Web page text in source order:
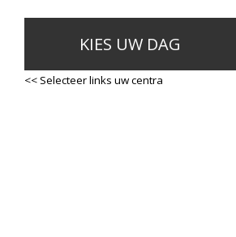
KIES UW DAG
<< Selecteer links uw centra